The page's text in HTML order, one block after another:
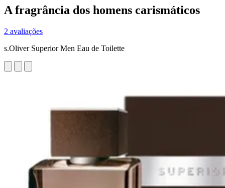
A fragrância dos homens carismáticos
2 avaliações
s.Oliver Superior Men Eau de Toilette